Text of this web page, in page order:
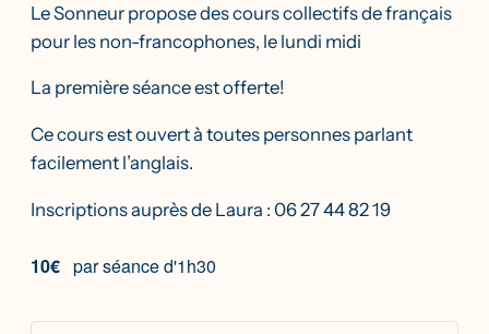
Le Sonneur propose des cours collectifs de français
pour les non-francophones, le lundi midi
La première séance est offerte!
Ce cours est ouvert à toutes personnes parlant
facilement l’anglais.
Inscriptions auprès de Laura : 06 27 44 82 19
10€ par séance d'1h30